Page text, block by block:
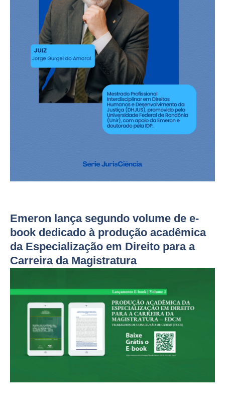
Emeron lança segundo volume de e-
book dedicado à produção acadêmica
da Especialização em Direito para a
Carreira da Magistratura